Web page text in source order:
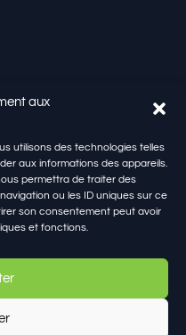
aux
utilisons des technologies telles
aux informations des appareils.
permettra de traiter des
ou les ID uniques sur ce
son consentement peut avoir
et fonctions.
et 14h-18h
vous